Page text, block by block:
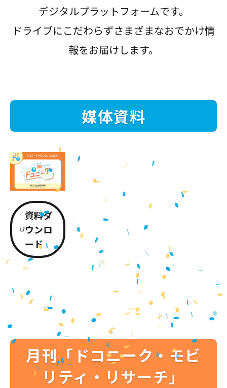
デジタルプラットフォームです。
ドライブにこだわらずさまざまなおでかけ情
報をお届けします。
媒体資料
資料ダ
ウンロ
ード
月刊「ドコニーク・モビ
リティ・リサーチ」